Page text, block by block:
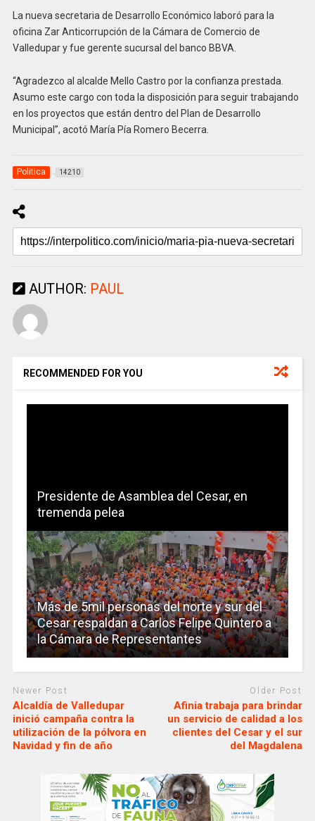
La nueva secretaria de Desarrollo Económico laboró para la
oficina Zar Anticorrupción de la Cámara de Comercio de
Valledupar y fue gerente sucursal del banco BBVA.
“Agradezco al alcalde Mello Castro por la confianza prestada.
Asumo este cargo con toda la disposición para seguir trabajando
en los proyectos que están dentro del Plan de Desarrollo
Municipal”, acotó María Pía Romero Becerra.
Politica 14210
AUTHOR: PAUL
RECOMMENDED FOR YOU
Presidente de Asamblea del Cesar, en
tremenda pelea
Más de 5mil personas del norte y sur del
Cesar respaldan a Carlos Felipe Quintero a
la Cámara de Representantes
Newer Post
Alcaldía de Valledupar
inició campaña contra la
utilización de la pólvora en
Navidad y fin de año
Older Post
Afinia trabaja para brindar
un servicio de calidad a los
clientes del Cesar y el sur
del Magdalena